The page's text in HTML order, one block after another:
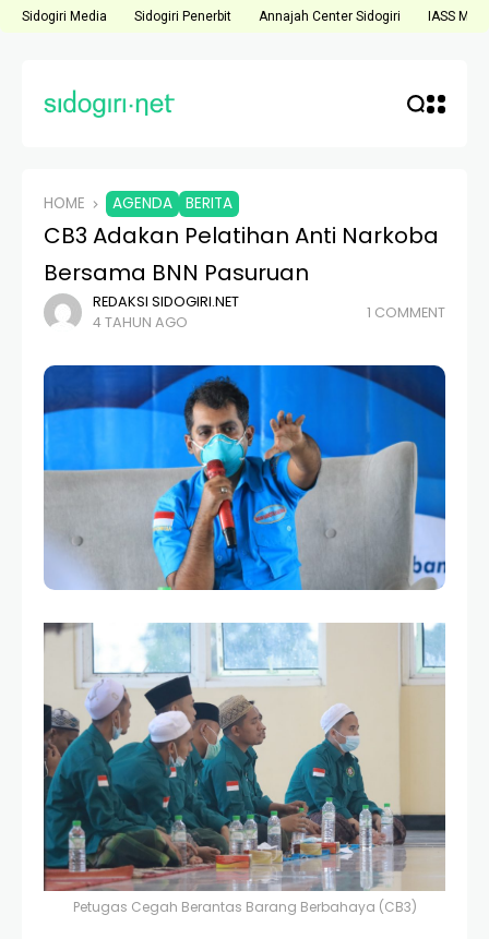
Sidogiri Media Sidogiri Penerbit Annajah Center Sidogiri IASS
HOME AGENDA BERITA
CB3 Adakan Pelatihan Anti Narkoba
Bersama BNN Pasuruan
REDAKSI SIDOGIRI.NET
4 TAHUN AGO
1 COMMENT
Petugas Cegah Berantas Barang Berbahaya (CB3)